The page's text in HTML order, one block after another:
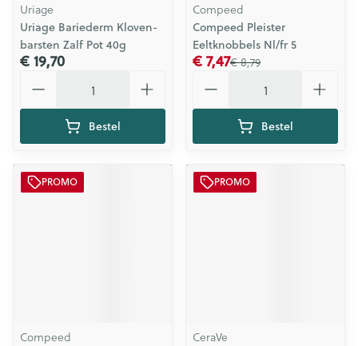
Uriage
Uriage Bariederm Kloven-
barsten Zalf Pot 40g
€ 19,70
Bestel
Compeed
Compeed Pleister
Eeltknobbels Nl/fr 5
€ 8,79
€ 7,47
Bestel
PROMO
Compeed
PROMO
CeraVe